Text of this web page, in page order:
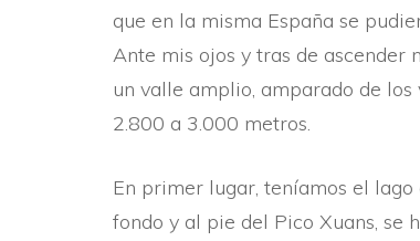
que en la misma España se
Ante mis ojos y tras de ascender
un valle amplio, amparado de
2.800 a 3.000 metros.
En primer lugar, tení­amos el
fondo y al pie del Pico Xuans, se